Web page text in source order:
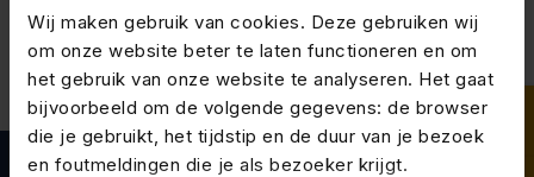
Wij maken gebruik van cookies. Deze gebruiken wij
om onze website beter te laten functioneren en om
het gebruik van onze website te analyseren. Het gaat
bijvoorbeeld om de volgende gegevens: de browser
die je gebruikt, het tijdstip en de duur van je bezoek
en foutmeldingen die je als bezoeker krijgt.